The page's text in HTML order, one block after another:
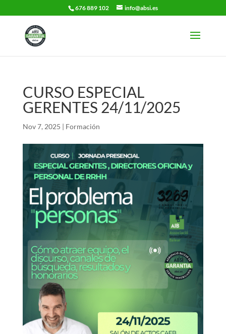
676 889 102 info@absi.es
CURSO ESPECIAL
GERENTES 24/11/2025
Nov 7, 2025 | Formación